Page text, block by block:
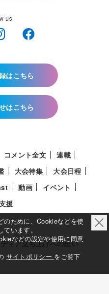
us
はこちら
はこちら
コメント全文
連載
大会特集
大会日程
動画
イベント
援
ィア立ち上げへの想い
のために、Cookieなどを使
います。
などの設定や使用に同意
サイトポリシー をご覧下